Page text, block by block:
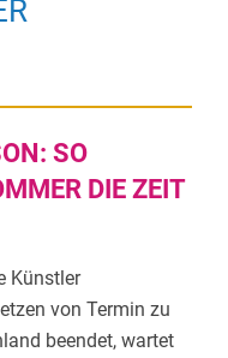
SO
DIE ZEIT
Künstler
von Termin zu
beendet, wartet